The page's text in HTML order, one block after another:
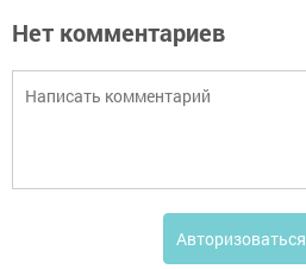
Нет комментариев
Авторизоваться